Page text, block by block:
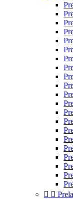
 